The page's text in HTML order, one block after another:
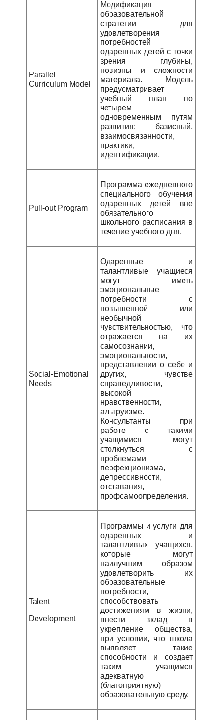
Parallel
Curriculum Model
Модификация
образовательной
стратегии для
удовлетворения
потребностей
одаренных детей с точки
зрения глубины,
новизны и сложности
материала. Модель
предусматривает
учебный план по
четырем
одновременным путям
развития: базисный,
взаимосвязанности,
практики,
идентификации.
Pull-out Program
Программа ежедневного
специального обучения
одаренных детей вне
обязательного
школьного расписания в
течение учебного дня.
Social-Emotional
Needs
Одаренные и
талантливые учащиеся
могут иметь
эмоциональные
потребности с
повышенной или
необычной
чувствительностью, что
отражается на их
самосознании,
эмоциональности,
представлении о себе и
других, чувстве
справедливости,
высокой
нравственности,
альтруизме.
Консультанты при
работе с такими
учащимися могут
столкнуться с
проблемами
перфекционизма,
депрессивности,
отставания,
профсамоопределения.
Talent
Development
Программы и услуги для
одаренных и
талантливых учащихся,
которые могут
наилучшим образом
удовлетворить их
образовательные
потребности,
способствовать
достижениям в жизни,
внести вклад в
укрепление общества,
при условии, что школа
выявляет такие
способности и создает
таким учащимся
адекватную
(благоприятную)
образовательную среду.